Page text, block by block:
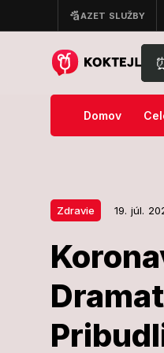
po zverejnení VIDEA
Domov
Zdravie 19. júl.